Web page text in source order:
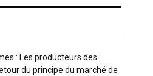
: Les producteurs des
du principe du marché de